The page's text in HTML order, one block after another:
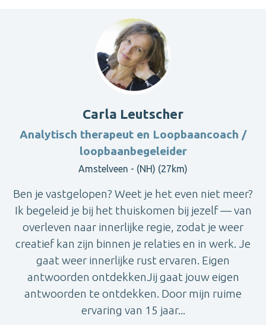
Carla Leutscher
Analytisch therapeut en Loopbaancoach /
loopbaanbegeleider
Amstelveen - (NH) (27km)
Ben je vastgelopen? Weet je het even niet meer?
Ik begeleid je bij het thuiskomen bij jezelf — van
overleven naar innerlijke regie, zodat je weer
creatief kan zijn binnen je relaties en in werk. Je
gaat weer innerlijke rust ervaren. Eigen
antwoorden ontdekkenJij gaat jouw eigen
antwoorden te ontdekken. Door mijn ruime
ervaring van 15 jaar...